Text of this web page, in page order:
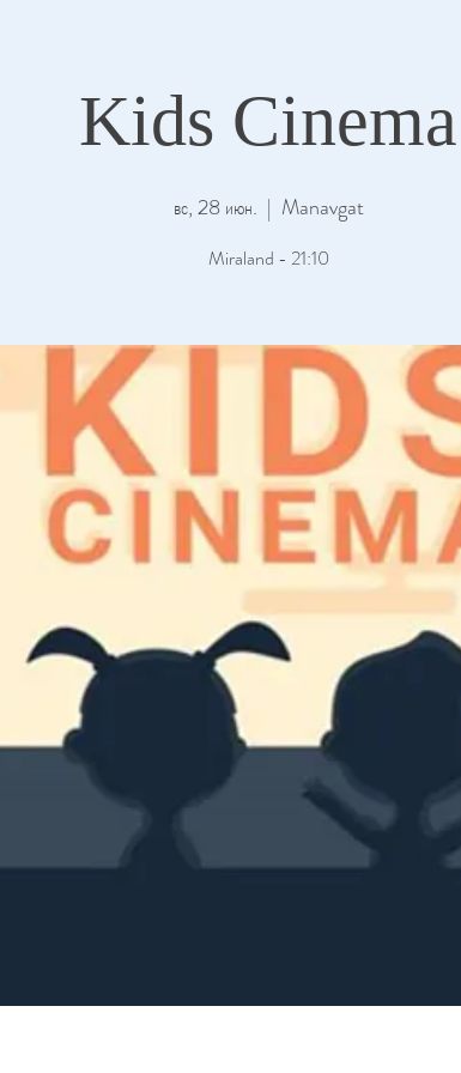
Kids Cinema
вс, 28 июн.
  |
Manavgat
Miraland - 21:10